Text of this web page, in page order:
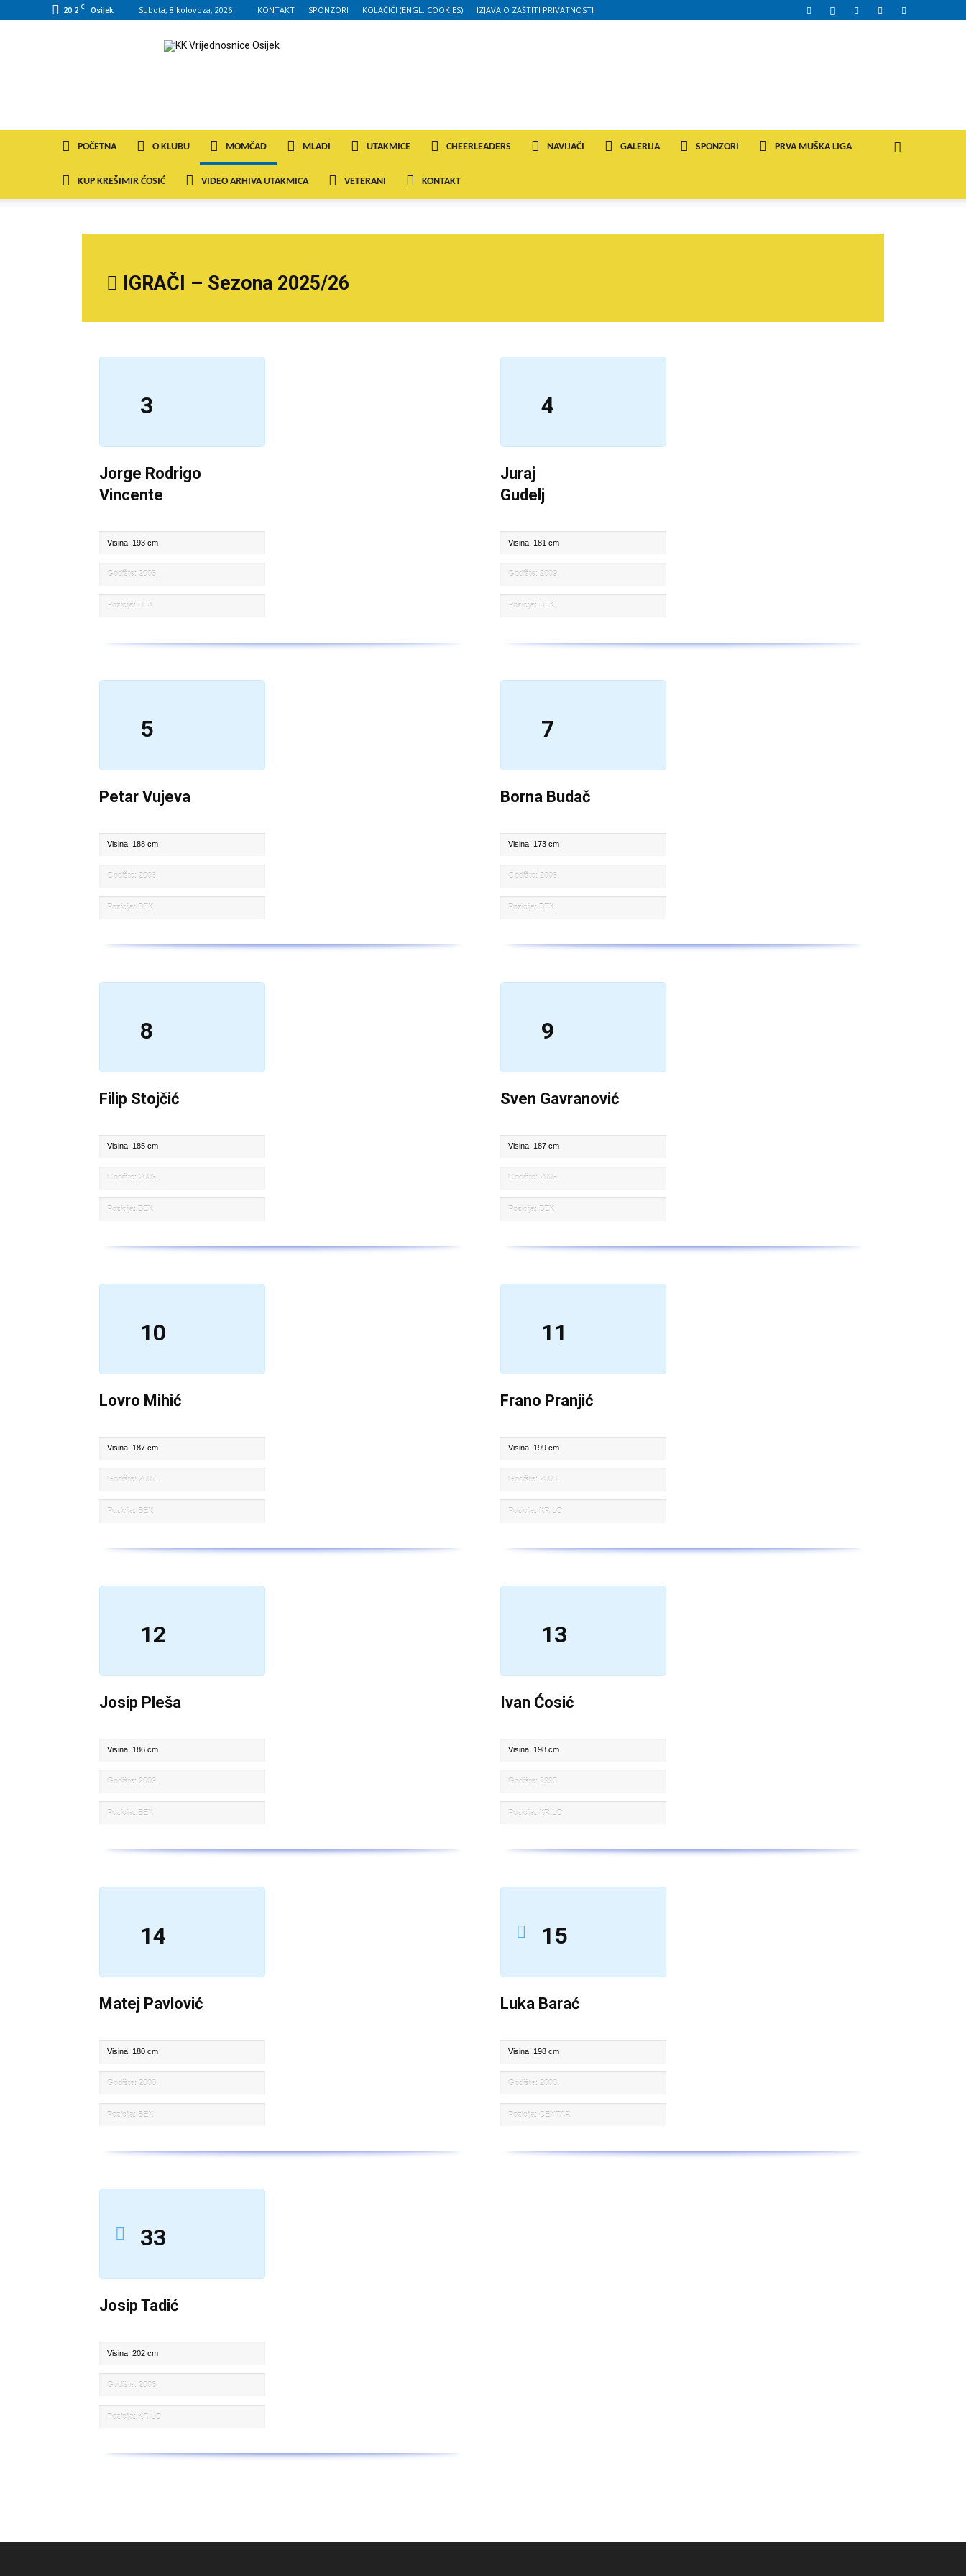
20.2 C Osijek Subota, 8 kolovoza, 2026 KONTAKT SPONZORI KOLAČIĆI (ENGL. COOKIES) IZJAVA O ZAŠTITI PRIVATNOSTI
POČETNA O KLUBU MOMČAD MLADI UTAKMICE CHEERLEADERS NAVIJAČI GALERIJA SPONZORI PRVA MUŠKA LIGA
KUP KREŠIMIR ĆOSIĆ VIDEO ARHIVA UTAKMICA VETERANI KONTAKT
IGRAČI – Sezona 2025/26
3
Jorge Rodrigo
Vincente
Visina: 193 cm
Godište: 2005.
Pozicija: BEK
4
Juraj
Gudelj
Visina: 181 cm
Godište: 2009.
Pozicija: BEK
5
Petar Vujeva
Visina: 188 cm
Godište: 2006.
Pozicija: BEK
7
Borna Budač
Visina: 173 cm
Godište: 2006.
Pozicija: BEK
8
Filip Stojčić
Visina: 185 cm
Godište: 2006.
Pozicija: BEK
9
Sven Gavranović
Visina: 187 cm
Godište: 2005.
Pozicija: BEK
10
Lovro Mihić
Visina: 187 cm
Godište: 2007.
Pozicija: BEK
11
Frano Pranjić
Visina: 199 cm
Godište: 2008.
Pozicija: KRILO
12
Josip Pleša
Visina: 186 cm
Godište: 2009.
Pozicija: BEK
13
Ivan Ćosić
Visina: 198 cm
Godište: 1995.
Pozicija: KRILO
14
Matej Pavlović
Visina: 180 cm
Godište: 2008.
Pozicija: BEK
15
Luka Barać
Visina: 198 cm
Godište: 2008.
Pozicija: CENTAR
33
Josip Tadić
Visina: 202 cm
Godište: 2006.
Pozicija: KRILO